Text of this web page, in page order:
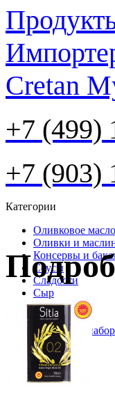
Cretan
+7 (499)
+7 (903)
Категории
Оливковое масло
Оливки и
Консервы и
Соусы
Cладости
Сыр
Напитки
Косметика
Корзины и